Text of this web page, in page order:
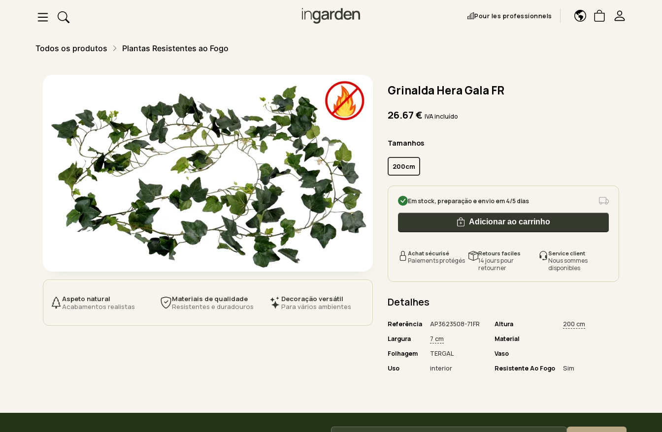
Pour les professionnels
Todos os produtos Plantas Resistentes ao Fogo
Aspeto natural
Acabamentos realistas
Materiais de qualidade
Resistentes e duradouros
Decoração versátil
Para vários ambientes
Grinalda Hera Gala FR
26.67€ IVA incluído
Tamanhos
200cm
Em stock, preparação e envio em 4/5 dias
Adicionar ao carrinho
Achat sécurisé
Paiements protégés
Retours faciles
14 jours pour
retourner
Service client
Nous sommes
disponibles
Detalhes
Referência AP3623508-71FR Altura
200 cm
Largura
7 cm
Material
Folhagem
TERGAL
Vaso
Uso
interior Resistente Ao Fogo Sim